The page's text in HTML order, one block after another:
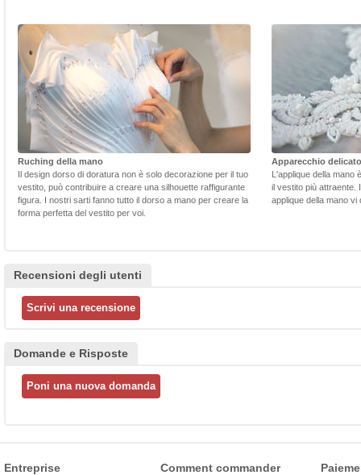
Ruching della mano
Il design dorso di doratura non è solo decorazione per il tuo
vestito, può contribuire a creare una silhouette raffigurante
figura. I nostri sarti fanno tutto il dorso a mano per creare la
forma perfetta del vestito per voi.
Apparecchio delicato
L'applique della mano
il vestito più attraente.
applique della mano
Recensioni degli utenti
Domande e Risposte
Entreprise Comment commander